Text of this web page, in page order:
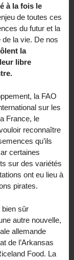
à la fois le
de toutes ces
du futur et la
de la vie. De nos
la
libre
la FAO
sur les
France, le
reconnaître
qu’ils
certaines
sur des variétés
ont eu lieu à
pirates.
bien sûr
autre nouvelle,
allemande
de l’Arkansas
Food. La